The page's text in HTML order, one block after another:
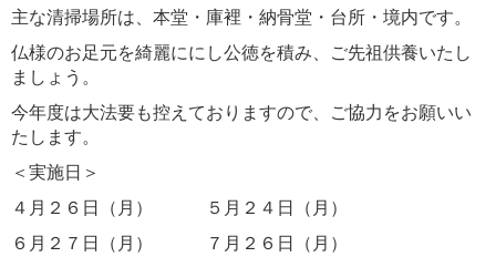
主な清掃場所は、本堂・庫裡・納骨堂・台所・境内です。
仏様のお足元を綺麗ににし公徳を積み、ご先祖供養いたし
ましょう。
今年度は大法要も控えておりますので、ご協力をお願いい
たします。
＜実施日＞
４月２６日（月） ５月２４日（月）
６月２７日（月） ７月２６日（月）